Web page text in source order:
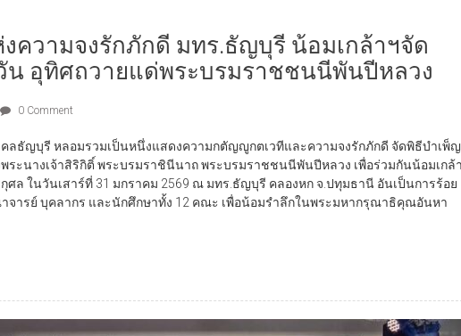
ความจงรักภักดี มทร.ธัญบุรี น้อมเกล้าฯจัด
น อุทิศถวายแด่พระบรมราชชนนีพันปีหลวง
คลธัญบุรี หลอมรวมเป็นหนึ่งแสดงความกตัญญูกตเวทีและความจงรักภักดี จัดพิธีบำเพ็ญ
ระนางเจ้าสิริกิติ์ พระบรมราชินีนาถ พระบรมราชชนนีพันปีหลวง เพื่อร่วมกันน้อมเกล้า
ศล ในวันเสาร์ที่ 31 มกราคม 2569 ณ มทร.ธัญบุรี คลองหก จ.ปทุมธานี อันเป็นการร้อย
จารย์ บุคลากร และนักศึกษาทั้ง 12 คณะ เพื่อน้อมรำลึกในพระมหากรุณาธิคุณอันหา